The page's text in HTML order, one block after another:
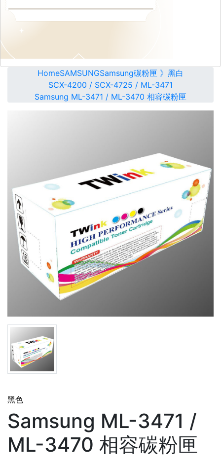
HomeSAMSUNGSamsung碳粉匣 》黑白
SCX-4200 / SCX-4725 / ML-3471
Samsung ML-3471 / ML-3470 相容碳粉匣
黑色
Samsung ML-3471 /
ML-3470 相容碳粉匣